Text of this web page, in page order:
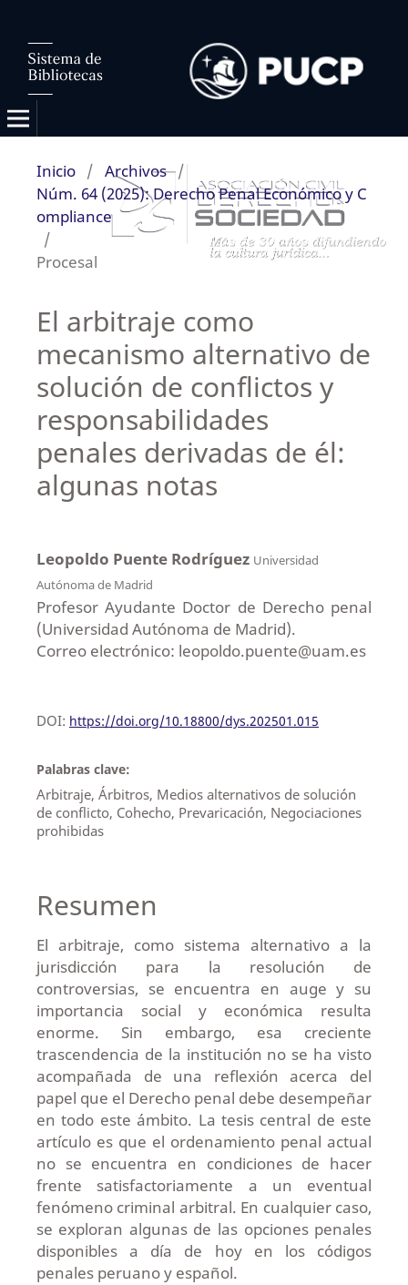
Inicio / Archivos /
Núm. 64 (2025): Derecho Penal Económico y C
ompliance
/
Procesal
El arbitraje como
mecanismo alternativo de
solución de conflictos y
responsabilidades
penales derivadas de él:
algunas notas
Leopoldo Puente Rodríguez Universidad
Autónoma de Madrid
Profesor Ayudante Doctor de Derecho penal
(Universidad Autónoma de Madrid).
Correo electrónico: leopoldo.puente@uam.es
DOI: https://doi.org/10.18800/dys.202501.015
Palabras clave:
Arbitraje, Árbitros, Medios alternativos de solución
de conflicto, Cohecho, Prevaricación, Negociaciones
prohibidas
Resumen
El arbitraje, como sistema alternativo a la
jurisdicción para la resolución de
controversias, se encuentra en auge y su
importancia social y económica resulta
enorme. Sin embargo, esa creciente
trascendencia de la institución no se ha visto
acompañada de una reflexión acerca del
papel que el Derecho penal debe desempeñar
en todo este ámbito. La tesis central de este
artículo es que el ordenamiento penal actual
no se encuentra en condiciones de hacer
frente satisfactoriamente a un eventual
fenómeno criminal arbitral. En cualquier caso,
se exploran algunas de las opciones penales
disponibles a día de hoy en los códigos
penales peruano y español.